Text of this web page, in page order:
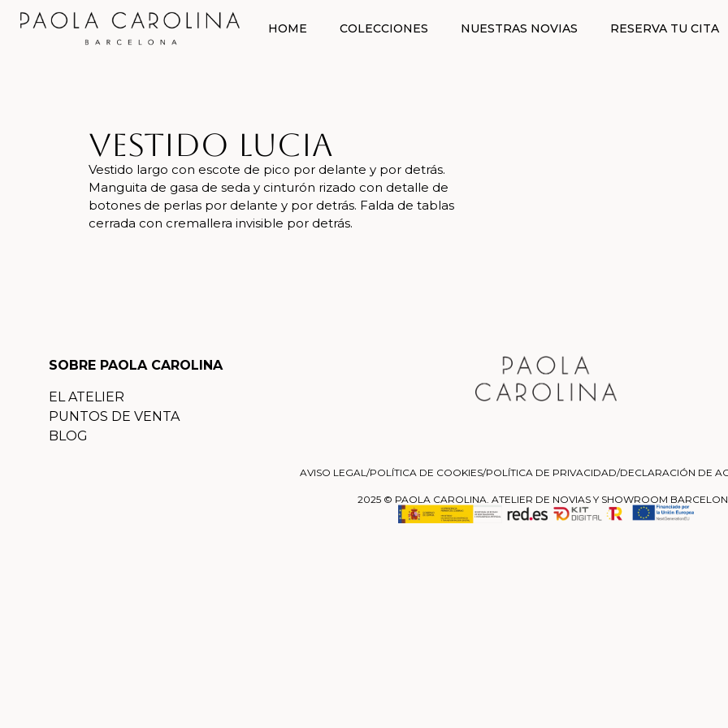
HOME COLECCIONES NUESTRAS NOVIAS RESERVA TU CITA
Vestido Lucia
Vestido largo con escote de pico por delante y por detrás.
Manguita de gasa de seda y cinturón rizado con detalle de
botones de perlas por delante y por detrás. Falda de tablas
cerrada con cremallera invisible por detrás.
SOBRE PAOLA CAROLINA
EL ATELIER
PUNTOS DE VENTA
BLOG
AVISO LEGAL/POLÍTICA DE COOKIES/POLÍTICA DE PRIVACIDAD/DECLARACIÓN DE
2025 © PAOLA CAROLINA. ATELIER DE NOVIAS Y SHOWROOM